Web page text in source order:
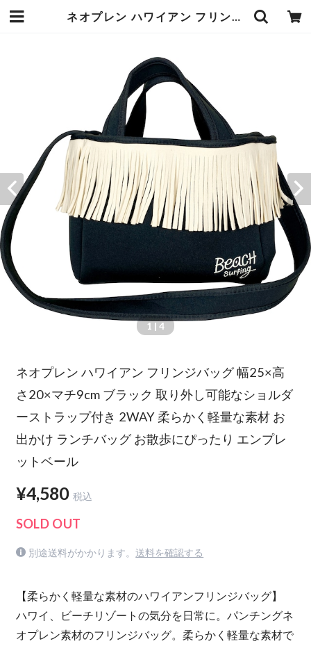
ネオプレン ハワイアン フリンジバッグ 幅25×高さ20×マチ9cm ブラック 取り外し可能なショルダーストラップ付き 2WAY 柔らかく軽量な素材 お出かけ ランチバッグ お散歩にぴったり エンプレットベール | エンジュール
1 | 4
ネオプレン ハワイアン フリンジバッグ 幅25×高
さ20×マチ9cm ブラック 取り外し可能なショルダ
ーストラップ付き 2WAY 柔らかく軽量な素材 お
出かけ ランチバッグ お散歩にぴったり エンプレ
ットベール
¥4,580 税込
SOLD OUT
別途送料がかかります。 送料を確認する
【柔らかく軽量な素材のハワイアンフリンジバッグ】
ハワイ、ビーチリゾートの気分を日常に。パンチングネ
オプレン素材のフリンジバッグ。柔らかく軽量な素材で